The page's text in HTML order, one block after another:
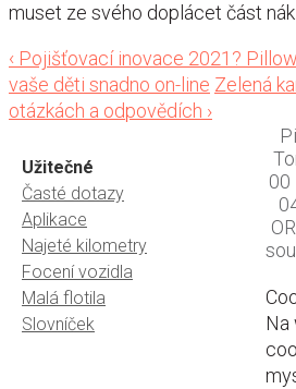
muset ze svého doplácet část
Post
navigation
‹ Pojišťovací inovace 2021?
vaše děti snadno on-line Zelená
otázkách a odpovědích ›
Užitečné
Časté dotazy
Aplikace
Najeté kilometry
Focení vozidla
Malá flotila
Slovníček
00
Na